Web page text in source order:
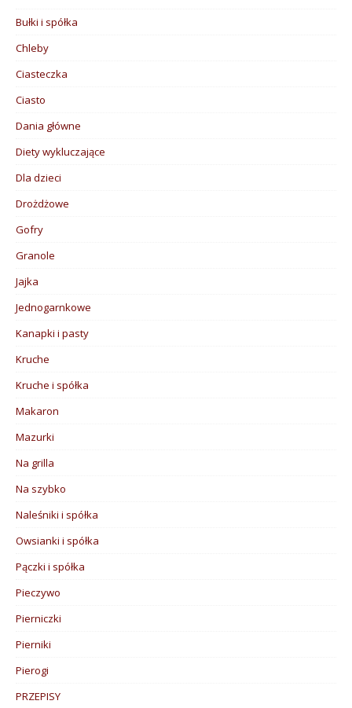
Bułki i spółka
Chleby
Ciasteczka
Ciasto
Dania główne
Diety wykluczające
Dla dzieci
Drożdżowe
Gofry
Granole
Jajka
Jednogarnkowe
Kanapki i pasty
Kruche
Kruche i spółka
Makaron
Mazurki
Na grilla
Na szybko
Naleśniki i spółka
Owsianki i spółka
Pączki i spółka
Pieczywo
Pierniczki
Pierniki
Pierogi
PRZEPISY